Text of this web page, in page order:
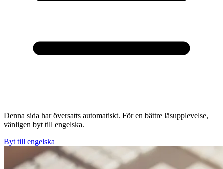
Denna sida har översatts automatiskt. För en bättre läsupplevelse,
vänligen byt till engelska.
Byt till engelska